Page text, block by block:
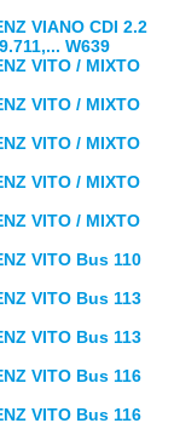
VIANO CDI 2.2
W639
VITO / MIXTO
VITO / MIXTO
VITO / MIXTO
VITO / MIXTO
VITO / MIXTO
VITO Bus 110
VITO Bus 113
VITO Bus 113
VITO Bus 116
VITO Bus 116